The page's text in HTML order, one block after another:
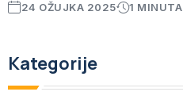
24 OŽUJKA 2025 1 MINUTA
Kategorije